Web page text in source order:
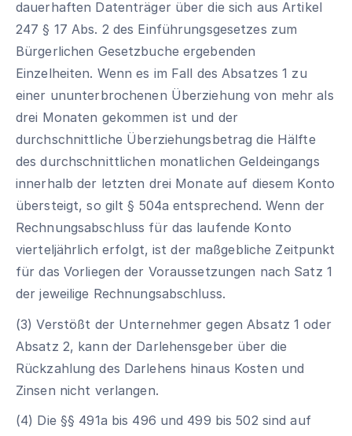
dauerhaften Datenträger über die sich aus Artikel
247 § 17 Abs. 2 des Einführungsgesetzes zum
Bürgerlichen Gesetzbuche ergebenden
Einzelheiten. Wenn es im Fall des Absatzes 1 zu
einer ununterbrochenen Überziehung von mehr als
drei Monaten gekommen ist und der
durchschnittliche Überziehungsbetrag die Hälfte
des durchschnittlichen monatlichen Geldeingangs
innerhalb der letzten drei Monate auf diesem Konto
übersteigt, so gilt § 504a entsprechend. Wenn der
Rechnungsabschluss für das laufende Konto
vierteljährlich erfolgt, ist der maßgebliche Zeitpunkt
für das Vorliegen der Voraussetzungen nach Satz 1
der jeweilige Rechnungsabschluss.
(3) Verstößt der Unternehmer gegen Absatz 1 oder
Absatz 2, kann der Darlehensgeber über die
Rückzahlung des Darlehens hinaus Kosten und
Zinsen nicht verlangen.
(4) Die §§ 491a bis 496 und 499 bis 502 sind auf